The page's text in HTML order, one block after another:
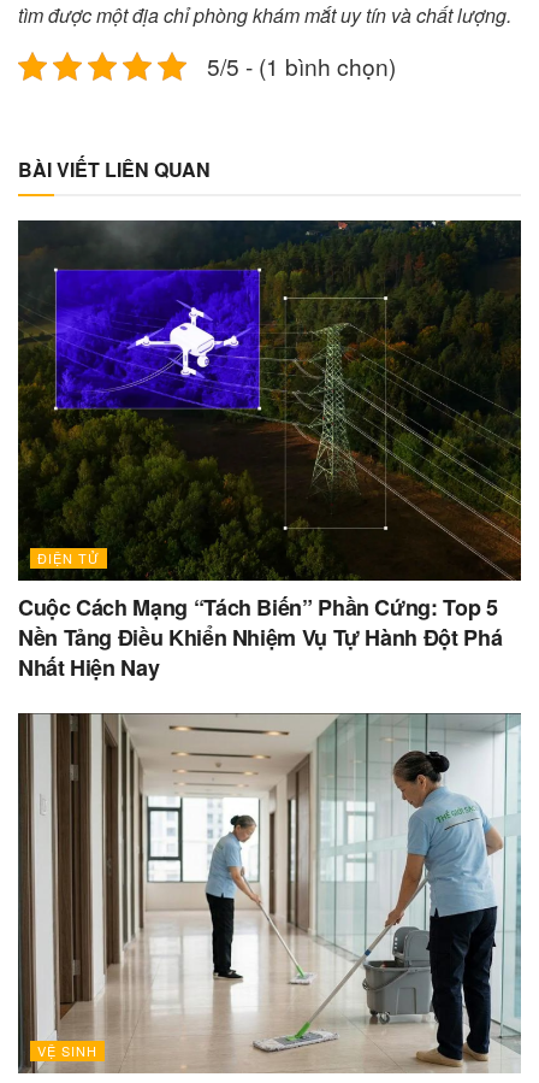
tìm được một địa chỉ phòng khám mắt uy tín và chất lượng.
5/5 - (1 bình chọn)
BÀI VIẾT LIÊN QUAN
ĐIỆN TỬ
Cuộc Cách Mạng “Tách Biến” Phần Cứng: Top 5
Nền Tảng Điều Khiển Nhiệm Vụ Tự Hành Đột Phá
Nhất Hiện Nay
VỆ SINH